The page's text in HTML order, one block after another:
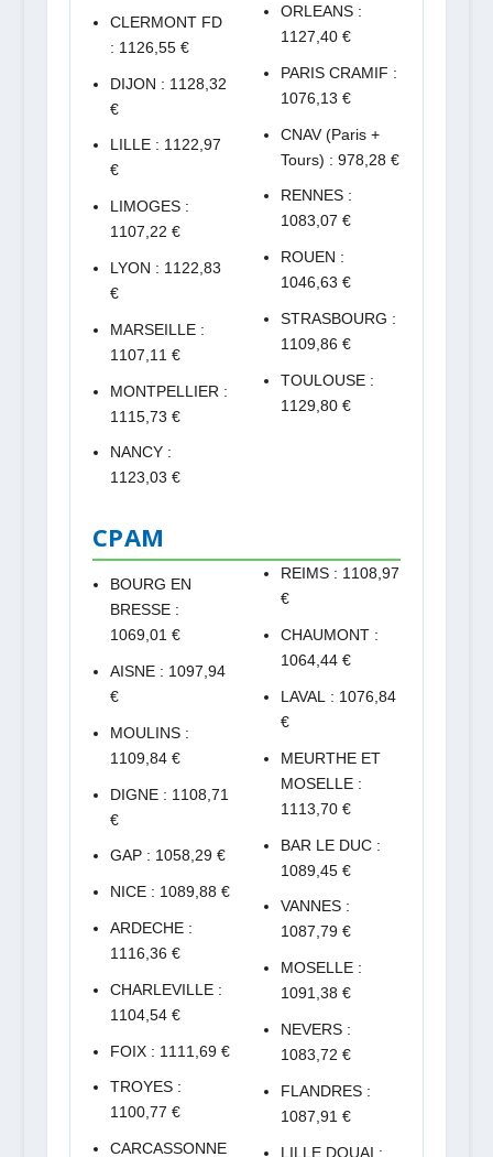
CLERMONT FD
: 1126,55 €
DIJON : 1128,32
€
LILLE : 1122,97
€
LIMOGES :
1107,22 €
LYON : 1122,83
€
MARSEILLE :
1107,11 €
MONTPELLIER :
1115,73 €
NANCY :
1123,03 €
ORLEANS :
1127,40 €
PARIS CRAMIF :
1076,13 €
CNAV (Paris +
Tours) : 978,28 €
RENNES :
1083,07 €
ROUEN :
1046,63 €
STRASBOURG :
1109,86 €
TOULOUSE :
1129,80 €
CPAM
BOURG EN
BRESSE :
1069,01 €
AISNE : 1097,94
€
MOULINS :
1109,84 €
DIGNE : 1108,71
€
GAP : 1058,29 €
NICE : 1089,88 €
ARDECHE :
1116,36 €
CHARLEVILLE :
1104,54 €
FOIX : 1111,69 €
TROYES :
1100,77 €
CARCASSONNE
REIMS : 1108,97
€
CHAUMONT :
1064,44 €
LAVAL : 1076,84
€
MEURTHE ET
MOSELLE :
1113,70 €
BAR LE DUC :
1089,45 €
VANNES :
1087,79 €
MOSELLE :
1091,38 €
NEVERS :
1083,72 €
FLANDRES :
1087,91 €
LILLE DOUAI :